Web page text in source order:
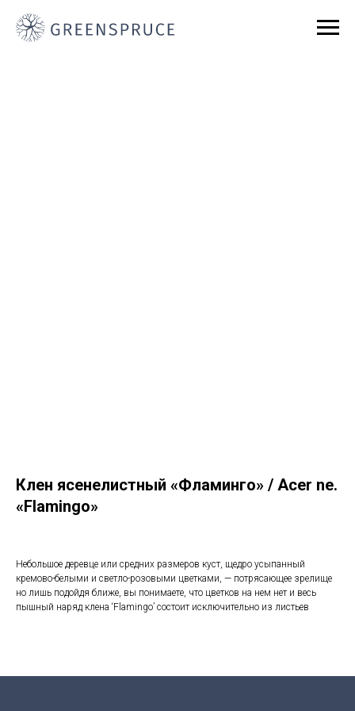
Клен ясенелистный «Фламинго» / Acer ne.
«Flamingo»
Небольшое деревце или средних размеров куст, щедро усыпанный
кремово-белыми и светло-розовыми цветками, — потрясающее зрелище
но лишь подойдя ближе, вы понимаете, что цветков на нем нет и весь
пышный наряд клена ‘Flamingo’ состоит исключительно из листьев